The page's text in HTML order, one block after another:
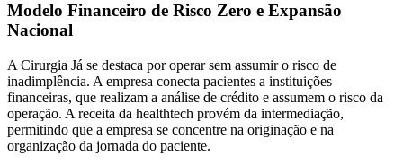
Modelo Financeiro de Risco Zero e Expansão
Nacional
A Cirurgia Já se destaca por operar sem assumir o risco de
inadimplência. A empresa conecta pacientes a instituições
financeiras, que realizam a análise de crédito e assumem o risco da
operação. A receita da healthtech provém da intermediação,
permitindo que a empresa se concentre na originação e na
organização da jornada do paciente.